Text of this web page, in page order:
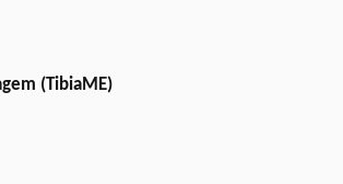
(TibiaME)